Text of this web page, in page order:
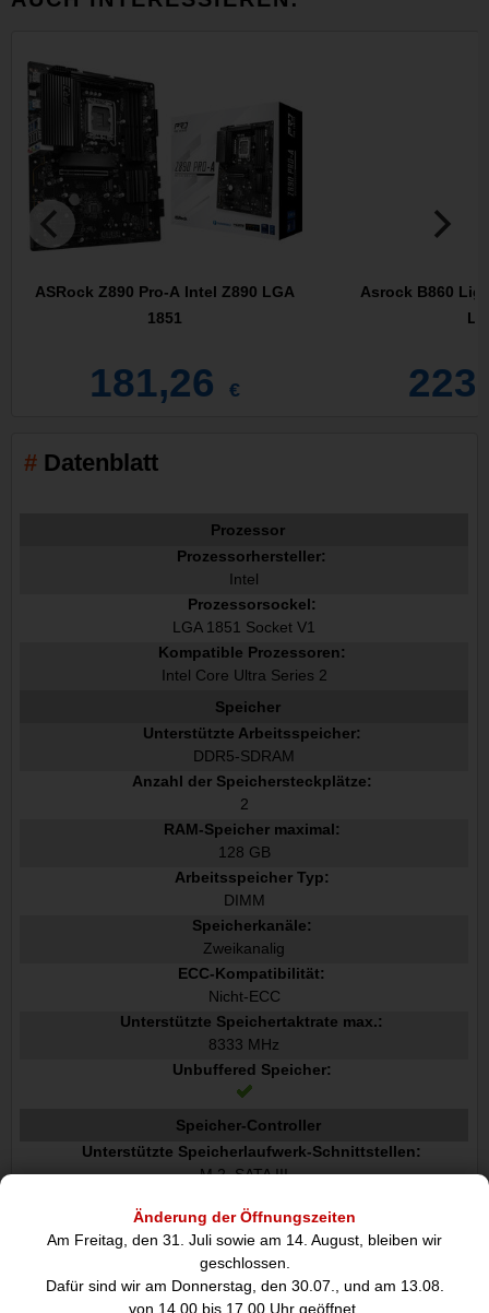
Änderung der Öffnungszeiten
Am Freitag, den 31. Juli sowie am 14. August, bleiben wir
geschlossen.
Dafür sind wir am Donnerstag, den 30.07., und am 13.08.
von 14.00 bis 17.00 Uhr geöffnet.
ASRock Z890 Pro-A Intel Z890 LGA
1851
181,26 €
Asrock B860
Datenblatt
Prozessor
Prozessorhersteller:
Intel
Prozessorsockel:
LGA 1851 Socket V1
Kompatible Prozessoren:
Intel Core Ultra Series 2
Speicher
Unterstützte Arbeitsspeicher:
DDR5-SDRAM
Anzahl der Speichersteckplätze:
2
RAM-Speicher maximal:
128 GB
Arbeitsspeicher Typ:
DIMM
Speicherkanäle:
Zweikanalig
ECC-Kompatibilität:
Nicht-ECC
Unterstützte Speichertaktrate max.:
8333 MHz
Unbuffered Speicher:
Speicher-Controller
Unterstützte Speicherlaufwerk-Schnittstellen:
M.2, SATA III
HDD & SSD
RAID-Unterstützung:
RAID Level: